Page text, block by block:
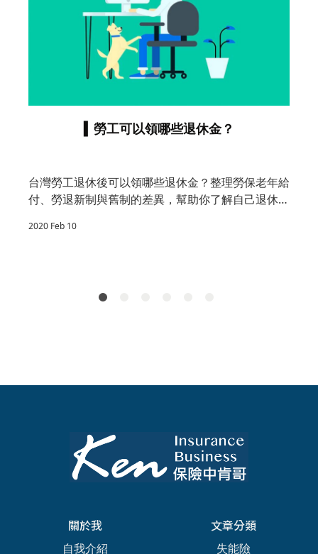
▍勞工可以領哪些退休金？
台灣勞工退休後可以領哪些退休金？整理勞保老年給
付、勞退新制與舊制的差異，幫助你了解自己退休後
障。
2020 Feb 10
關於我
自我介紹
文章分類
失能險